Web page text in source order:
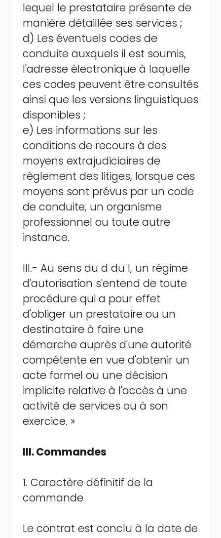
lequel le prestataire présente de
manière détaillée ses services ;
d) Les éventuels codes de
conduite auxquels il est soumis,
l'adresse électronique à laquelle
ces codes peuvent être consultés
ainsi que les versions linguistiques
disponibles ;
e) Les informations sur les
conditions de recours à des
moyens extrajudiciaires de
règlement des litiges, lorsque ces
moyens sont prévus par un code
de conduite, un organisme
professionnel ou toute autre
instance.
III.- Au sens du d du I, un régime
d'autorisation s'entend de toute
procédure qui a pour effet
d'obliger un prestataire ou un
destinataire à faire une
démarche auprès d'une autorité
compétente en vue d'obtenir un
acte formel ou une décision
implicite relative à l'accès à une
activité de services ou à son
exercice. »
III. Commandes
1. Caractère définitif de la
commande
Le contrat est conclu à la date de